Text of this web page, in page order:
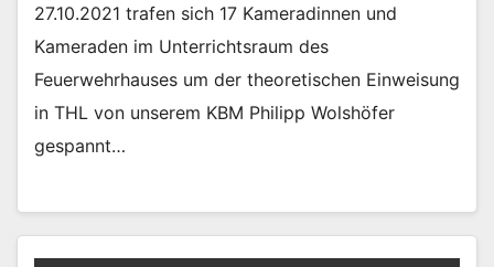
27.10.2021 trafen sich 17 Kameradinnen und
Kameraden im Unterrichtsraum des
Feuerwehrhauses um der theoretischen Einweisung
in THL von unserem KBM Philipp Wolshöfer
gespannt…